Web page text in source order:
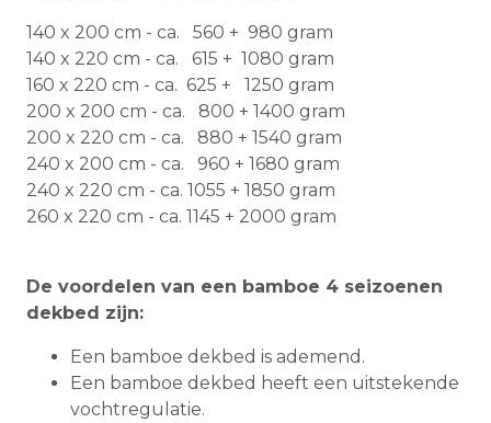
140 x 200 cm - ca. 560 + 980 gram
140 x 220 cm - ca. 615 + 1080 gram
160 x 220 cm - ca. 625 + 1250 gram
200 x 200 cm - ca. 800 + 1400 gram
200 x 220 cm - ca. 880 + 1540 gram
240 x 200 cm - ca. 960 + 1680 gram
240 x 220 cm - ca. 1055 + 1850 gram
260 x 220 cm - ca. 1145 + 2000 gram
De voordelen van een bamboe 4 seizoenen
dekbed zijn:
Een bamboe dekbed is ademend.
Een bamboe dekbed heeft een uitstekende
vochtregulatie.